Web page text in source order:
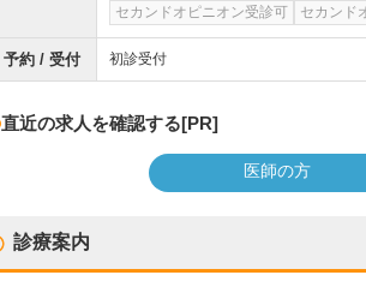
セカンドオピニオン受診可
セカンド
予約 / 受付 初診受付
直近の求人を確認する[PR]
医師の方
診療案内